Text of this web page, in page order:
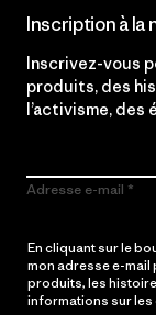
Inscription à la
Inscrivez-vous
produits, des
l’activisme, des
Adresse e-mail
En cliquant sur le
mon adresse e-mail
produits, les
informations sur les